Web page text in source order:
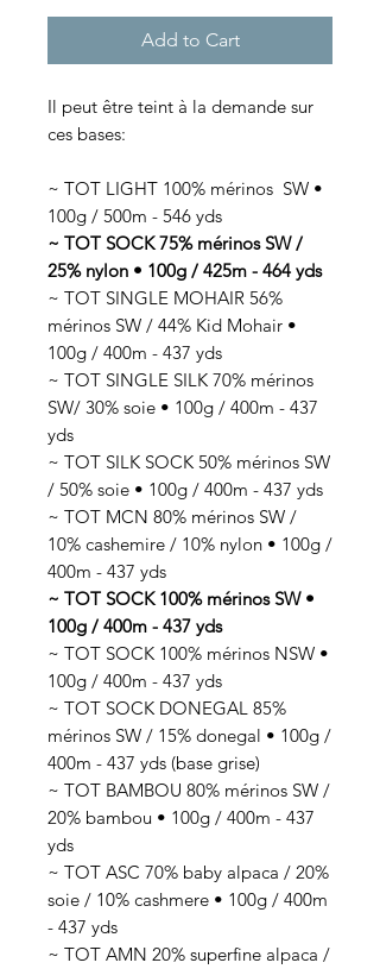
Add to Cart
Il peut être teint à la demande sur
ces bases:
~ TOT LIGHT 100% mérinos SW •
100g / 500m - 546 yds
~ TOT SOCK 75% mérinos SW /
25% nylon • 100g / 425m - 464 yds
~ TOT SINGLE MOHAIR 56%
mérinos SW / 44% Kid Mohair •
100g / 400m - 437 yds
~ TOT SINGLE SILK 70% mérinos
SW/ 30% soie • 100g / 400m - 437
yds
~ TOT SILK SOCK 50% mérinos SW
/ 50% soie • 100g / 400m - 437 yds
~ TOT MCN 80% mérinos SW /
10% cashemire / 10% nylon • 100g /
400m - 437 yds
~ TOT SOCK 100% mérinos SW •
100g / 400m - 437 yds
~ TOT SOCK 100% mérinos NSW •
100g / 400m - 437 yds
~ TOT SOCK DONEGAL 85%
mérinos SW / 15% donegal • 100g /
400m - 437 yds (base grise)
~ TOT BAMBOU 80% mérinos SW /
20% bambou • 100g / 400m - 437
yds
~ TOT ASC 70% baby alpaca / 20%
soie / 10% cashmere • 100g / 400m
- 437 yds
~ TOT AMN 20% superfine alpaca /